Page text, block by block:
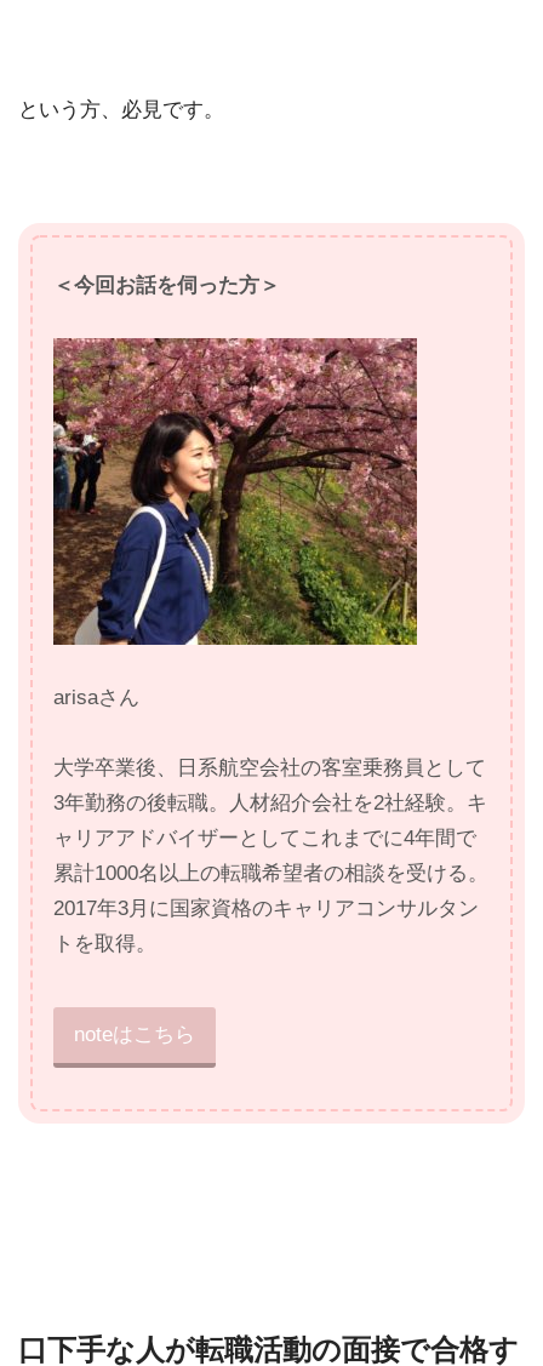
という方、必見です。
＜今回お話を伺った方＞
arisaさん
大学卒業後、日系航空会社の客室乗務員として
3年勤務の後転職。人材紹介会社を2社経験。キ
ャリアアドバイザーとしてこれまでに4年間で
累計1000名以上の転職希望者の相談を受ける。
2017年3月に国家資格のキャリアコンサルタン
トを取得。
noteはこちら
口下手な人が転職活動の面接で合格す